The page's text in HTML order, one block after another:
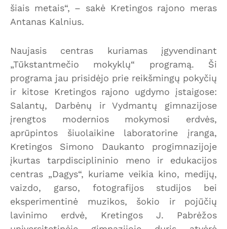
šiais metais“, – sakė Kretingos rajono meras
Antanas Kalnius.
Naujasis centras kuriamas įgyvendinant
„Tūkstantmečio mokyklų“ programą. Ši
programa jau prisidėjo prie reikšmingų pokyčių
ir kitose Kretingos rajono ugdymo įstaigose:
Salantų, Darbėnų ir Vydmantų gimnazijose
įrengtos modernios mokymosi erdvės,
aprūpintos šiuolaikine laboratorine įranga,
Kretingos Simono Daukanto progimnazijoje
įkurtas tarpdisciplininio meno ir edukacijos
centras „Dagys“, kuriame veikia kino, medijų,
vaizdo, garso, fotografijos studijos bei
eksperimentinė muzikos, šokio ir pojūčių
lavinimo erdvė, Kretingos J. Pabrėžos